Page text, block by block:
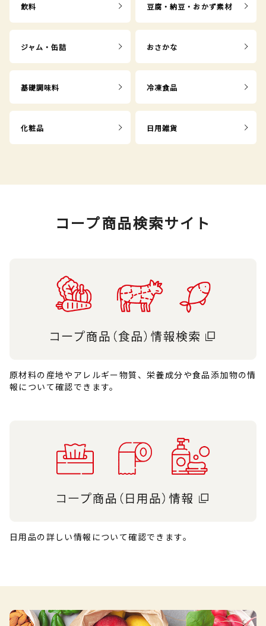
飲料 豆腐・納豆・おかず素材
ジャム・缶詰 おさかな
基礎調味料 冷凍食品
化粧品 日用雑貨
コープ商品検索サイト
原材料の産地やアレルギー物質、栄養成分や食品添加物の情
報について確認できます。
日用品の詳しい情報について確認できます。